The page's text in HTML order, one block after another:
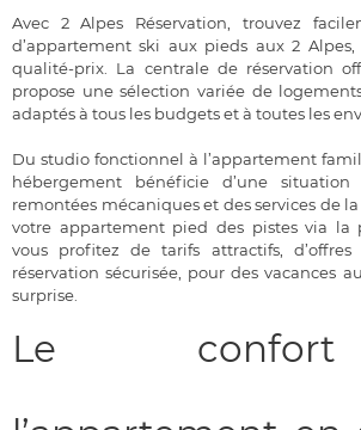
Avec 2 Alpes Réservation, trouvez
d’appartement ski aux pieds aux 2
qualité-prix. La centrale de réservation
propose une sélection variée de
adaptés à tous les budgets et à toutes les
Du studio fonctionnel à l’appartement
hébergement bénéficie d’une
remontées mécaniques et des services de
votre appartement pied des pistes via la
vous profitez de tarifs attractifs, d’offres
réservation sécurisée, pour des vacances
surprise.
Le